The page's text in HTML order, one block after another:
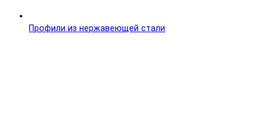
Профили из нержавеющей стали